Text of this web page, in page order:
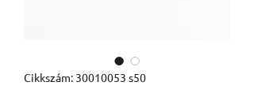
Cikkszám: 30010053 s50